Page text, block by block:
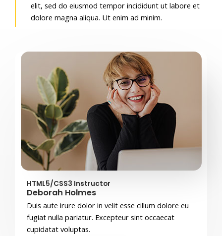
elit, sed do eiusmod tempor incididunt ut labore et
dolore magna aliqua. Ut enim ad minim.
HTML5/CSS3 Instructor
Deborah Holmes
Duis aute irure dolor in velit esse cillum dolore eu
fugiat nulla pariatur. Excepteur sint occaecat
cupidatat voluptas.